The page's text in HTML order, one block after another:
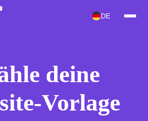
DE
deine
Vorlage